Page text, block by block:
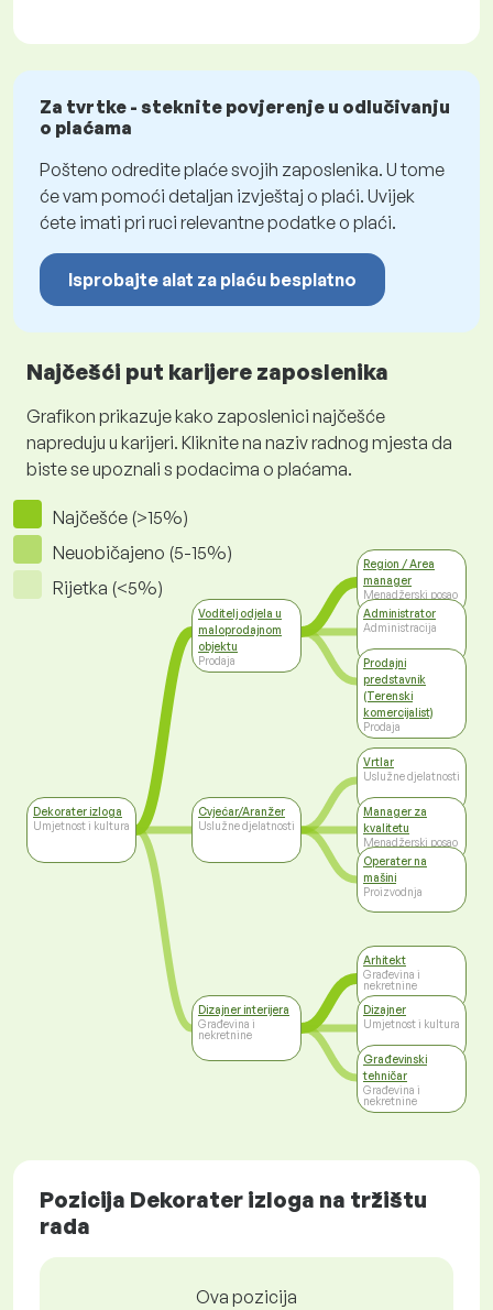
Za tvrtke - steknite povjerenje u odlučivanju
o plaćama
Pošteno odredite plaće svojih zaposlenika. U tome
će vam pomoći detaljan izvještaj o plaći. Uvijek
ćete imati pri ruci relevantne podatke o plaći.
Isprobajte alat za plaću besplatno
Najčešći put karijere zaposlenika
Grafikon prikazuje kako zaposlenici najčešće
napreduju u karijeri. Kliknite na naziv radnog mjesta da
biste se upoznali s podacima o plaćama.
Najčešće (>15%)
Neuobičajeno (5-15%)
Rijetka (<5%)
Dekorater izloga
Umjetnost i kultura
Voditelj odjela u
maloprodajnom
objektu
Prodaja
Cvjećar/Aranžer
Uslužne djelatnosti
Dizajner interijera
Građevina i
nekretnine
Region / Area
manager
Menadžerski posao
Administrator
Administracija
Prodajni
predstavnik
(Terenski
komercijalist)
Prodaja
Vrtlar
Uslužne djelatnosti
Manager za
kvalitetu
Menadžerski posao
Operater na
mašini
Proizvodnja
Arhitekt
Građevina i
nekretnine
Dizajner
Umjetnost i kultura
Građevinski
tehničar
Građevina i
nekretnine
Pozicija Dekorater izloga na tržištu
rada
Ova pozicija